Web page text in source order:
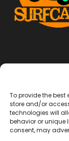
To provide the best
store and/or
technologies will
behavior or unique
consent, may
Calle